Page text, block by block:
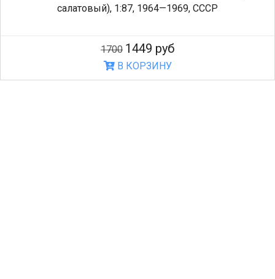
салатовый), 1:87, 1964—1969, СССР
1700 1449 руб
В КОРЗИНУ